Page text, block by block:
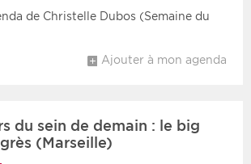
de Christelle Dubos (Semaine du
Ajouter à mon agenda
du sein de demain : le big
(Marseille)